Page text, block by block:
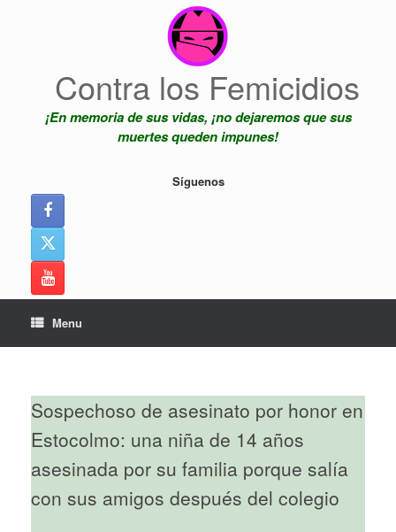
Contra los Femicidios
¡En memoria de sus vidas, ¡no dejaremos que sus
muertes queden impunes!
Síguenos
Menu
Sospechoso de asesinato por honor en
Estocolmo: una niña de 14 años
asesinada por su familia porque salía
con sus amigos después del colegio